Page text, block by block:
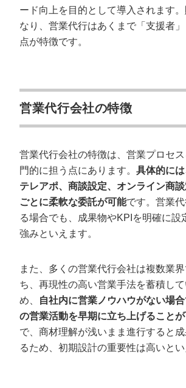
ード向上を目的として導入されます
なり、営業代行はあくまで「支援者
点が特徴です。
営業代行会社の特徴
営業代行会社の特徴は、営業プロセ
門的に担う点にあります。 具体的には
テレアポ、商談設定、オンライン商
ごとに柔軟な委託が可能です。営業
る場合でも、成果物やKPIを明確に設
強みといえます。
また、多くの営業代行会社は複数業
ち、再現性の高い営業手法を蓄積し
め、
自社内に営業ノウハウがない場
の営業活動を早期に立ち上げること
で、商材理解が浅いまま進行すると
るため、初期設計の重要性は高いとい